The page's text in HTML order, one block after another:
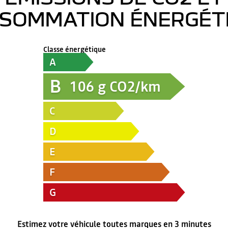
Classe énergétique
A
B 106 g CO2/km
C
D
E
F
G
Estimez votre véhicule toutes marques en 3 minutes